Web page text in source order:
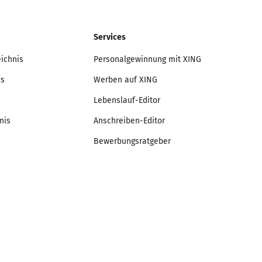
Services
Personalgewinnung mit XING
Werben auf XING
Lebenslauf-Editor
Anschreiben-Editor
Bewerbungsratgeber